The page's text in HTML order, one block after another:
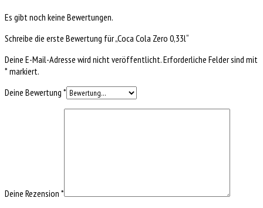
Es gibt noch keine Bewertungen.
Schreibe die erste Bewertung für „Coca Cola Zero 0,33l“
Deine E-Mail-Adresse wird nicht veröffentlicht.Erforderliche Felder sind mit
*markiert.
Deine Bewertung *
Deine Rezension *